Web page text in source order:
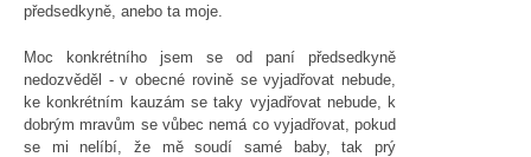
předsedkyně, anebo ta moje.
Moc konkrétního jsem se od paní předsedkyně
nedozvěděl - v obecné rovině se vyjadřovat nebude,
ke konkrétním kauzám se taky vyjadřovat nebude, k
dobrým mravům se vůbec nemá co vyjadřovat, pokud
se mi nelíbí, že mě soudí samé baby, tak prý